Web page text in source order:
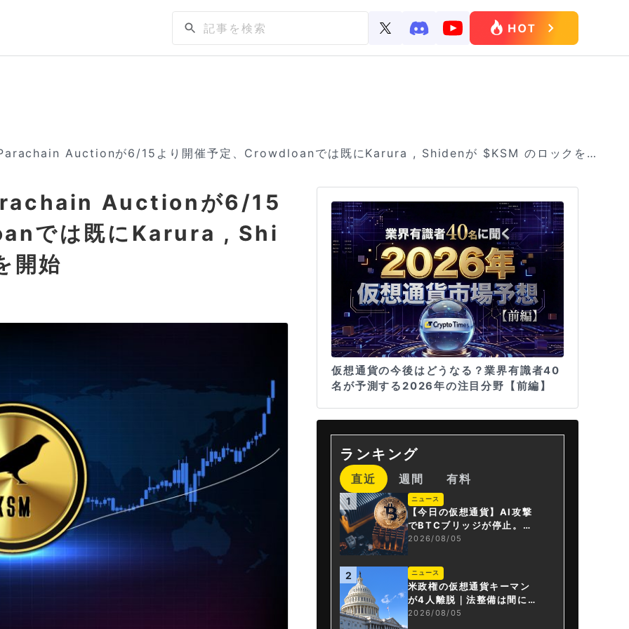
Auctionが6/15より開催予定、Crowdloanでは既にKarura , Shidenが $KSM のロックを開
Auctionが6/15
では既にKarura , Shi
開始
仮想通貨の今後はどうなる？業界有識者40
名が予測する2026年の注目分野【前編】
ランキング
直近 週間 有料
1 ニュース
【今日の仮想通貨】AI攻撃
でBTCブリッジが停止。金
融庁が「暗号資産・ステー
2026/08/05
2 ニュース
米政権の仮想通貨キーマン
が4人離脱｜法整備は間に合
うか
2026/08/05